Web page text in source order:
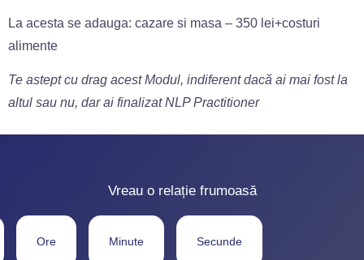
La acesta se adauga: cazare si masa – 350 lei+costuri
alimente
Te astept cu drag acest Modul, indiferent dacă ai mai fost la
altul sau nu, dar ai finalizat NLP Practitioner
Vreau o relație frumoasă
Ore Minute Secunde